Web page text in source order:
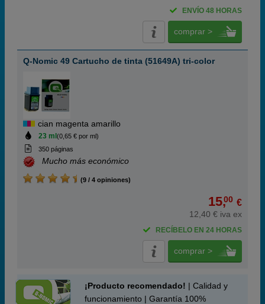
ENVÍO 48 HORAS
comprar >
Q-Nomic 49 Cartucho de tinta (51649A) tri-color
cian magenta amarillo
23 ml (0,65 € por ml)
350 páginas
Mucho más económico
(9 / 4 opiniones)
15,00 €
12,40 € iva ex
RECÍBELO EN 24 HORAS
comprar >
¡Producto recomendado! | Calidad y
funcionamiento | Garantía 100%